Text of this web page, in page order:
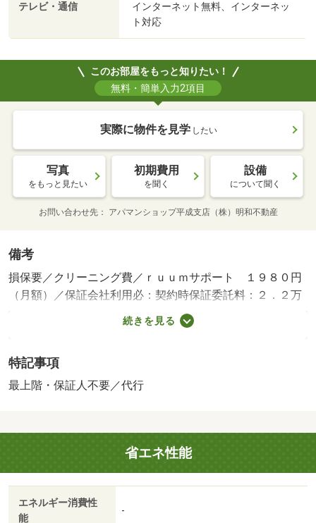
テレビ・通信
インターネット無料、インターネッ
ト対応
このお部屋をもっと知りたい！
無料・簡単入力2項目
実際に物件を見学 したい
写真
をもっと見たい
初期費用
を聞く
設備
について聞く
お問い合わせ先 アパマンショップ平成支店（株）明和不動産
備考
損保要／クリーニング費／ｒｕｕｍサポート １９８０円
（月額）／保証会社利用必：契約時保証委託料：２．２万
／月額保証委託料：賃料総額の２．２％又は５．５％ ※
ペット可は２．５万／２．５％／［退去時費用 退去費用
２，０００円がかかります。契約時にクリーニング費６
０，０００円、鍵セット費３，３００円（税込）が必要と
洗面台／ＴＶインターホン／浴室乾燥機／室内洗濯置／シ
ューズボックス／システムキッチン／追焚機能浴室／温水
洗浄便座／洗面所独立／２口コンロ／駐輪場／宅配ボック
ス／最上階／敷金不要／対面式キッチン／防犯カメラ／Ｉ
Ｈクッキングヒーター／照明付／ウォークインクロゼット
続きを見る
特記事項
最上階・保証人不要／代行
省エネ性能
エネルギー消費性
能
-